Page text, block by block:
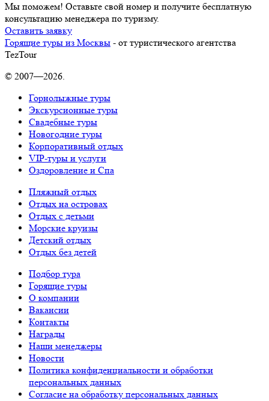
Мы поможем! Оставьте свой номер и получите бесплатную
консультацию менеджера по туризму.
Оставить заявку
Горящие туры из Москвы - от туристического агентства
TezTour
© 2007—2026.
Горнолыжные туры
Экскурсионные туры
Свадебные туры
Новогодние туры
Корпоративный отдых
VIP-туры и услуги
Оздоровление и Спа
Пляжный отдых
Отдых на островах
Отдых с детьми
Морские круизы
Детский отдых
Отдых без детей
Подбор тура
Горящие туры
О компании
Вакансии
Контакты
Награды
Наши менеджеры
Новости
Политика конфиденциальности и обработки
персональных данных
Согласие на обработку персональных данных